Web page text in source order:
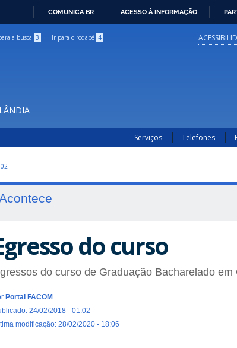
COMUNICA BR ACESSO À INFORMAÇÃO
a busca 3 Ir para o rodapé 4
Serviços Telefones
02
do curso
do curso de Graduação Bacharelado
Portal FACOM
24/02/2018 - 01:02
modificação: 28/02/2020 - 18:06